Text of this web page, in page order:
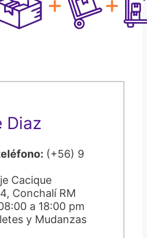
Diaz
(+56) 9
Cacique
Conchalí RM
a 18:00 pm
y Mudanzas